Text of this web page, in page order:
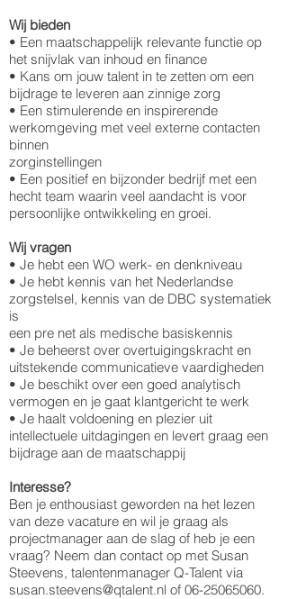
Wij bieden
• Een maatschappelijk relevante functie op
het snijvlak van inhoud en finance
• Kans om jouw talent in te zetten om een
bijdrage te leveren aan zinnige zorg
• Een stimulerende en inspirerende
werkomgeving met veel externe contacten
binnen
zorginstellingen
• Een positief en bijzonder bedrijf met een
hecht team waarin veel aandacht is voor
persoonlijke ontwikkeling en groei.
Wij vragen
• Je hebt een WO werk- en denkniveau
• Je hebt kennis van het Nederlandse
zorgstelsel, kennis van de DBC systematiek
is
een pre net als medische basiskennis
• Je beheerst over overtuigingskracht en
uitstekende communicatieve vaardigheden
• Je beschikt over een goed analytisch
vermogen en je gaat klantgericht te werk
• Je haalt voldoening en plezier uit
intellectuele uitdagingen en levert graag een
bijdrage aan de maatschappij
Interesse?
Ben je enthousiast geworden na het lezen
van deze vacature en wil je graag als
projectmanager aan de slag of heb je een
vraag? Neem dan contact op met Susan
Steevens, talentenmanager Q-Talent via
susan.steevens@qtalent.nl of 06-25065060.